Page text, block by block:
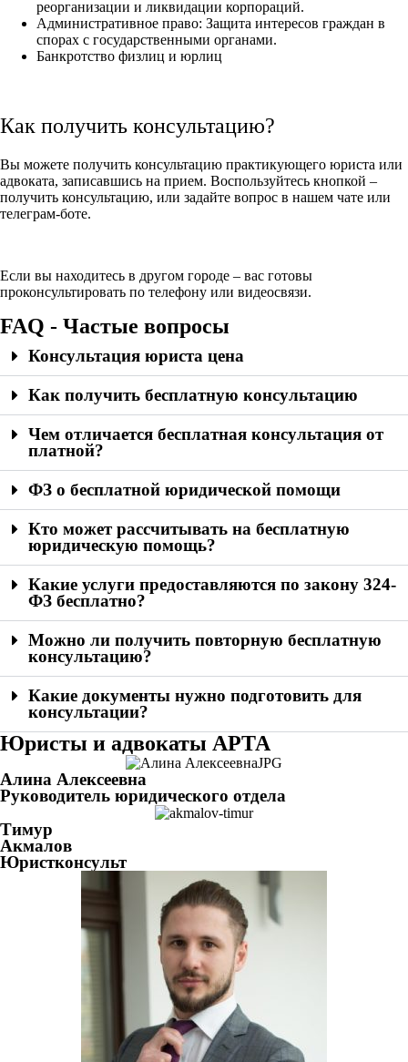
реорганизации и ликвидации корпораций.
Административное право: Защита интересов граждан в
спорах с государственными органами.
Банкротство физлиц и юрлиц
Как получить консультацию?
Вы можете получить консультацию практикующего юриста или
адвоката, записавшись на прием. Воспользуйтесь кнопкой –
получить консультацию, или задайте вопрос в нашем чате или
телеграм-боте.
Если вы находитесь в другом городе – вас готовы
проконсультировать по телефону или видеосвязи.
FAQ - Частые вопросы
Консультация юриста цена
Как получить бесплатную консультацию
Чем отличается бесплатная консультация от
платной?
ФЗ о бесплатной юридической помощи
Кто может рассчитывать на бесплатную
юридическую помощь?
Какие услуги предоставляются по закону 324-
ФЗ бесплатно?
Можно ли получить повторную бесплатную
консультацию?
Какие документы нужно подготовить для
консультации?
Юристы и адвокаты АРТА
Алина Алексеевна
Руководитель юридического отдела
Тимур
Акмалов
Юристконсульт